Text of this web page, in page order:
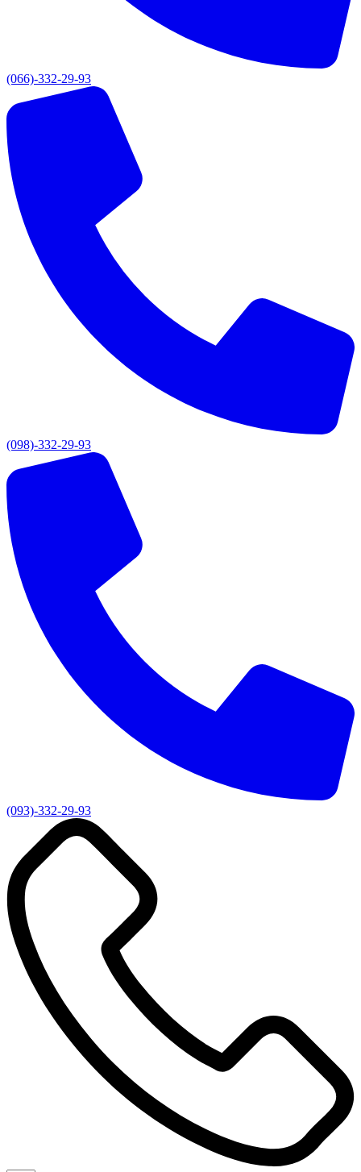
(066)-332-29-93
(098)-332-29-93
(093)-332-29-93